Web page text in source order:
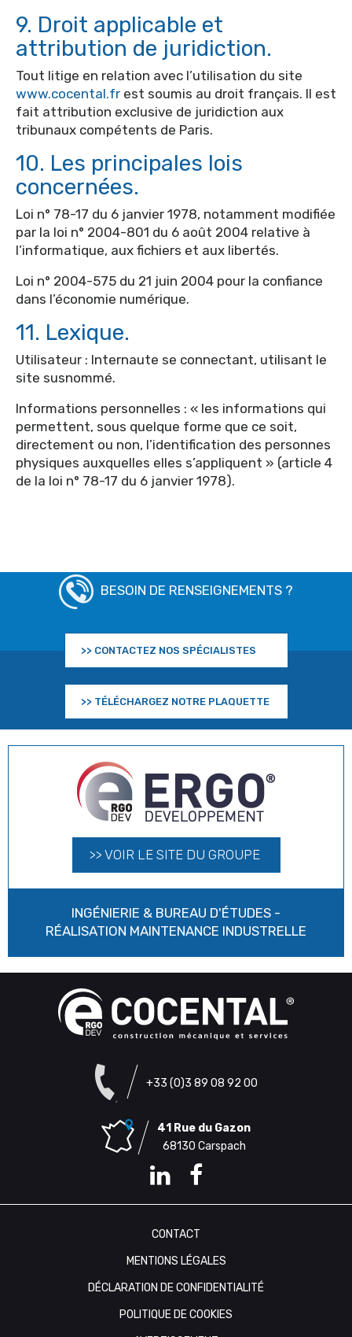
9. Droit applicable et
attribution de juridiction.
Tout litige en relation avec l’utilisation du site
www.cocental.fr est soumis au droit français. Il est
fait attribution exclusive de juridiction aux
tribunaux compétents de Paris.
10. Les principales lois
concernées.
Loi n° 78-17 du 6 janvier 1978, notamment modifiée
par la loi n° 2004-801 du 6 août 2004 relative à
l’informatique, aux fichiers et aux libertés.
Loi n° 2004-575 du 21 juin 2004 pour la confiance
dans l’économie numérique.
11. Lexique.
Utilisateur : Internaute se connectant, utilisant le
site susnommé.
Informations personnelles : « les informations qui
permettent, sous quelque forme que ce soit,
directement ou non, l’identification des personnes
physiques auxquelles elles s’appliquent » (article 4
de la loi n° 78-17 du 6 janvier 1978).
BESOIN DE RENSEIGNEMENTS ?
>> CONTACTEZ NOS SPÉCIALISTES
>> TÉLÉCHARGEZ NOTRE PLAQUETTE
>> VOIR LE SITE DU GROUPE
INGÉNIERIE & BUREAU D'ÉTUDES -
RÉALISATION MAINTENANCE INDUSTRELLE
+33 (0)3 89 08 92 00
41 Rue du Gazon
68130 Carspach
CONTACT
MENTIONS LÉGALES
DÉCLARATION DE CONFIDENTIALITÉ
POLITIQUE DE COOKIES